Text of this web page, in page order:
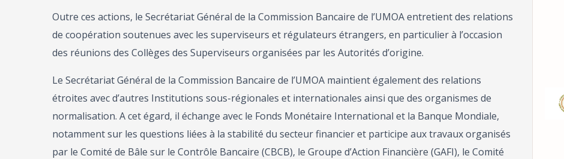
Outre ces actions, le Secrétariat Général de la Commission Bancaire de l’UMOA entretient des relations
de coopération soutenues avec les superviseurs et régulateurs étrangers, en particulier à l’occasion
des réunions des Collèges des Superviseurs organisées par les Autorités d’origine.
Le Secrétariat Général de la Commission Bancaire de l’UMOA maintient également des relations
étroites avec d’autres Institutions sous-régionales et internationales ainsi que des organismes de
normalisation. A cet égard, il échange avec le Fonds Monétaire International et la Banque Mondiale,
notamment sur les questions liées à la stabilité du secteur financier et participe aux travaux organisés
par le Comité de Bâle sur le Contrôle Bancaire (CBCB), le Groupe d’Action Financière (GAFI), le Comité